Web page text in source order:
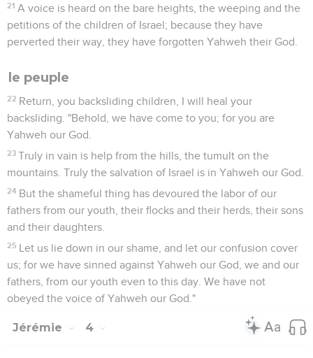
21 A voice is heard on the bare heights, the weeping and the
petitions of the children of Israel; because they have
perverted their way, they have forgotten Yahweh their God.
le peuple
22 Return, you backsliding children, I will heal your
backsliding. "Behold, we have come to you; for you are
Yahweh our God.
23 Truly in vain is help from the hills, the tumult on the
mountains. Truly the salvation of Israel is in Yahweh our God.
24 But the shameful thing has devoured the labor of our
fathers from our youth, their flocks and their herds, their sons
and their daughters.
25 Let us lie down in our shame, and let our confusion cover
us; for we have sinned against Yahweh our God, we and our
fathers, from our youth even to this day. We have not
obeyed the voice of Yahweh our God."
Jérémie 4